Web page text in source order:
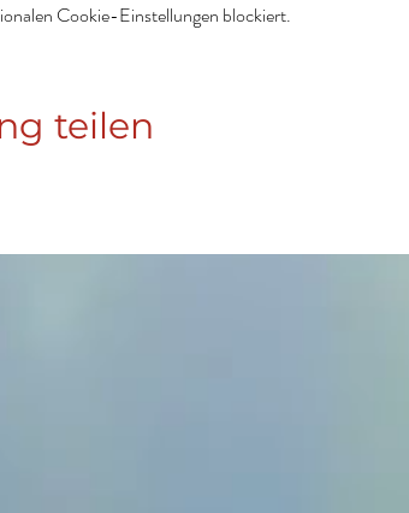
Cookie-Einstellungen blockiert.
teilen